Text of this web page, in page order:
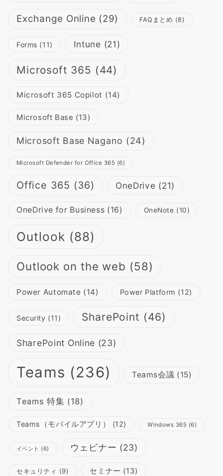
Exchange Online (29) FAQまとめ (8)
Forms (11) Intune (21)
Microsoft 365 (44)
Microsoft 365 Copilot (14)
Microsoft Base (13)
Microsoft Base Nagano (24)
Microsoft Defender for Office 365 (6)
Office 365 (36) OneDrive (21)
OneDrive for Business (16) OneNote (10)
Outlook (88)
Outlook on the web (58)
Power Automate (14) Power Platform (12)
Security (11) SharePoint (46)
SharePoint Online (23)
Teams (236) Teams会議 (15)
Teams 特集 (18)
Teams（モバイルアプリ） (12) Windows 365 (6)
イベント (6) ウェビナー (23)
セキュリティ (9) セミナー (13)